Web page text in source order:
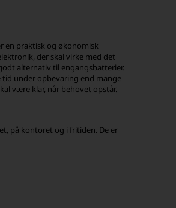
en praktisk og økonomisk
der skal virke med det
alternativ til engangsbatterier.
under opbevaring end mange
være klar, når behovet opstår.
på kontoret og i fritiden. De er